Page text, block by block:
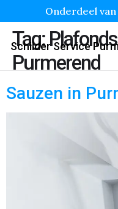
Onderdeel
Schilder Service
Tag:
Purmerend
Sauzen in